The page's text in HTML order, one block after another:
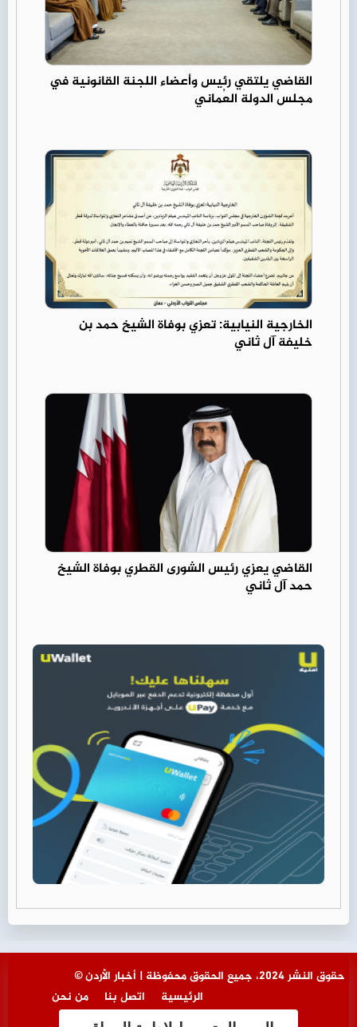
القاضي يلتقي رئيس وأعضاء اللجنة القانونية في
مجلس الدولة العُماني
الخارجية النيابية: تعزي بوفاة الشيخ حمد بن
خليفة آل ثاني
القاضي يعزي رئيس الشورى القطري بوفاة الشيخ
حمد آل ثاني
© حقوق النشر 2024، جميع الحقوق محفوظة | أخبار الأردن
من نحن
اتصل بنا الرئيسية